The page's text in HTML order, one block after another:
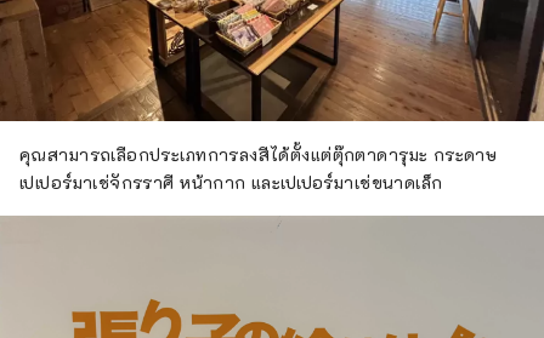
คุณสามารถเลือกประเภทการลงสีได้ตั้งแต่ตุ๊กตาดารุมะ กระดาษ
เปเปอร์มาเช่จักรราศี หน้ากาก และเปเปอร์มาเช่ขนาดเล็ก